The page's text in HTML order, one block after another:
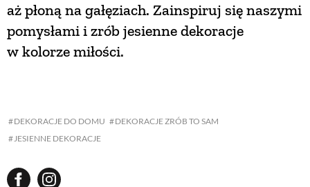
DEKORACJE DO DOMU
DEKORACJE ZRÓB TO SAM
JESIENNE DEKORACJE
aż płoną na gałęziach. Zainspiruj się naszymi
pomysłami i zrób jesienne dekoracje
w kolorze miłości.
NATURALNIE